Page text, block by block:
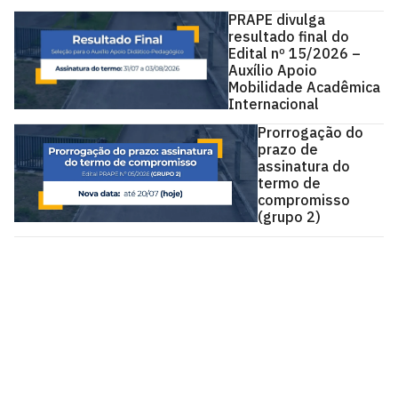
PRAPE divulga
resultado final do
Edital nº 15/2026 –
Auxílio Apoio
Mobilidade Acadêmica
Internacional
Prorrogação do
prazo de
assinatura do
termo de
compromisso
(grupo 2)